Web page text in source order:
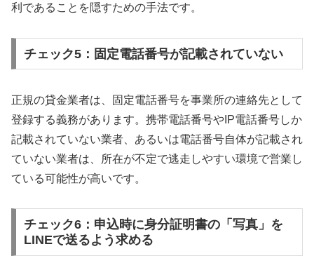
利であることを隠すための手法です。
チェック5：固定電話番号が記載されていない
正規の貸金業者は、固定電話番号を事業所の連絡先として
登録する義務があります。携帯電話番号やIP電話番号しか
記載されていない業者、あるいは電話番号自体が記載され
ていない業者は、所在が不定で逃走しやすい環境で営業し
ている可能性が高いです。
チェック6：申込時に身分証明書の「写真」を
LINEで送るよう求める